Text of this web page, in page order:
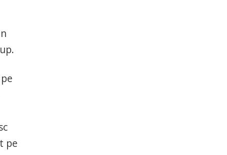
pe